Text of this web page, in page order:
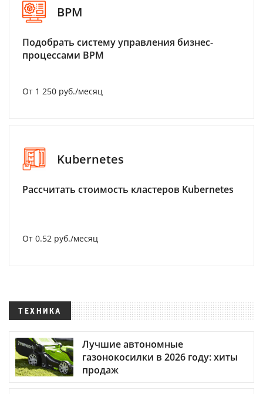
BPM
Подобрать систему управления бизнес-
процессами BPM
От 1 250 руб./месяц
Kubernetes
Рассчитать стоимость кластеров Kubernetes
От 0.52 руб./месяц
ТЕХНИКА
Лучшие автономные
газонокосилки в 2026 году: хиты
продаж